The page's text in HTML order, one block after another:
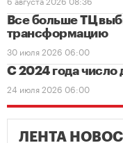
Все больше ТЦ
трансформацию
30 июля 2026 06:00
С 2024 года число
24 июля 2026 06:00
ЛЕНТА